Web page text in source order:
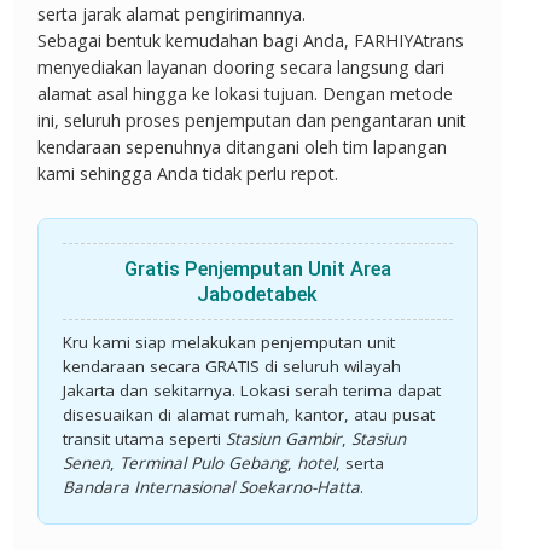
serta jarak alamat pengirimannya.
Sebagai bentuk kemudahan bagi Anda, FARHIYAtrans
menyediakan layanan dooring secara langsung dari
alamat asal hingga ke lokasi tujuan. Dengan metode
ini, seluruh proses penjemputan dan pengantaran unit
kendaraan sepenuhnya ditangani oleh tim lapangan
kami sehingga Anda tidak perlu repot.
Gratis Penjemputan Unit Area
Jabodetabek
Kru kami siap melakukan penjemputan unit
kendaraan secaraGRATIS di seluruh wilayah
Jakarta dan sekitarnya. Lokasi serah terima dapat
disesuaikan di alamat rumah, kantor, atau pusat
transit utama sepertiStasiun Gambir,Stasiun
Senen, Terminal Pulo Gebang, hotel, serta
Bandara Internasional Soekarno-Hatta.